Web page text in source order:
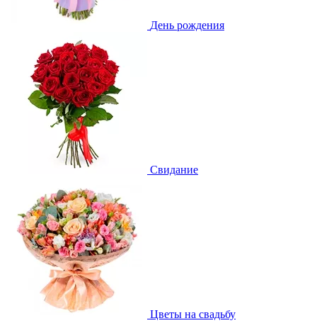
День рождения
Свидание
Цветы на свадьбу